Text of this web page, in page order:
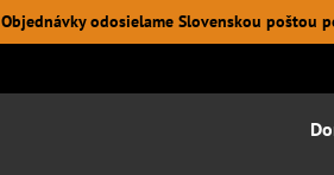
Objednávky odosielame Slovenskou poštou